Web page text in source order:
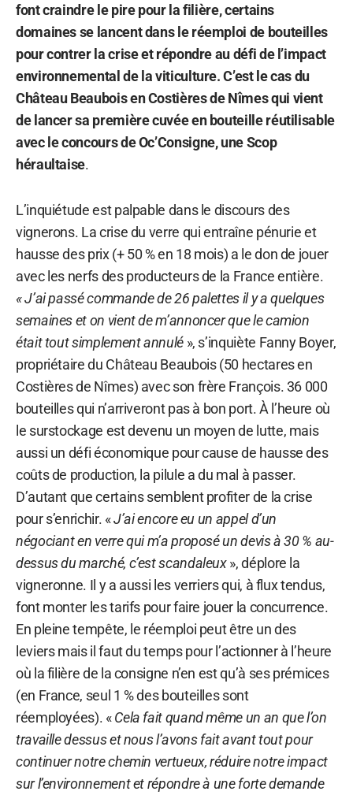
font craindre le pire pour la filière, certains
domaines se lancent dans le réemploi de bouteilles
pour contrer la crise et répondre au défi de l’impact
environnemental de la viticulture. C’est le cas du
Château Beaubois en Costières de Nîmes qui vient
de lancer sa première cuvée en bouteille réutilisable
avec le concours de Oc’Consigne, une Scop
héraultaise.
L’inquiétude est palpable dans le discours des
vignerons. La crise du verre qui entraîne pénurie et
hausse des prix (+ 50 % en 18 mois) a le don de jouer
avec les nerfs des producteurs de la France entière.
« J’ai passé commande de 26 palettes il y a quelques
semaines et on vient de m’annoncer que le camion
était tout simplement annulé», s’inquiète Fanny Boyer,
propriétaire du Château Beaubois (50 hectares en
Costières de Nîmes) avec son frère François. 36 000
bouteilles qui n’arriveront pas à bon port. À l’heure où
le surstockage est devenu un moyen de lutte, mais
aussi un défi économique pour cause de hausse des
coûts de production, la pilule a du mal à passer.
D’autant que certains semblent profiter de la crise
pour s’enrichir. «J’ai encore eu un appel d’un
négociant en verre qui m’a proposé un devis à 30 % au-
dessus du marché, c’est scandaleux», déplore la
vigneronne. Il y a aussi les verriers qui, à flux tendus,
font monter les tarifs pour faire jouer la concurrence.
En pleine tempête, le réemploi peut être un des
leviers mais il faut du temps pour l’actionner à l’heure
où la filière de la consigne n’en est qu’à ses prémices
(en France, seul 1 % des bouteilles sont
réemployées). «Cela fait quand même un an que l’on
travaille dessus et nous l’avons fait avant tout pour
continuer notre chemin vertueux, réduire notre impact
sur l’environnement et répondre à une forte demande